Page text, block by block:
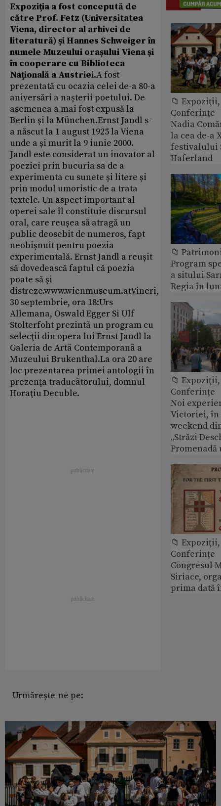
Expoziţia a fost concepută de
către Prof. Fetz (Universitatea
Viena, director al arhivei de
literatură) și Hannes Schweiger în
numele Muzeului orașului Viena și
în cooperare cu Biblioteca
Naţională a Austriei.A fost
prezentată cu ocazia celei de-a 80-a
aniversări a nașterii poetului. De
asemenea a mai fost expusă la
Berlin și la München.Ernst Jandl s-
a născut la 1 august 1925 la Viena
unde a și murit la 9 iunie 2000.
Jandl este considerat un inovator al
poeziei prin bucuria sa de a
experimenta cu sunete și litere și
prin modul umoristic de a trata
textele. Un aspect important al
operei sale îl constituie discursul
oral, care reușea să atragă un
public deosebit de numeros, fapt
neobișnuit pentru poezia
experimentală. Ernst Jandl a reușit
să dovedească faptul că poezia
poate să și
distreze.www.wienmuseum.atVineri,
30 septembrie, ora 18:Urs
Allemana, Oswald Egger Si Ulf
Stolterfoht prezintã un program cu
selecţii din opera lui Ernst Jandl la
Galeria de Artã Contemporanã a
Muzeului Brukenthal.La ora 20 are
loc prezentarea primei antologii în
prezenţa traducãtorului, domnul
Horaţiu Decuble.
Urmărește-ne pe:
📁
Conferințe
Nadia
la cea de-a
festivalului
Haferland
📁
Program
a sitului
Regia în
📁
Conferințe
Noi
Victoriei,
weekend
„Străzi
Promenadă
📁
Conferințe
Congresul
Siriace,
prima dată